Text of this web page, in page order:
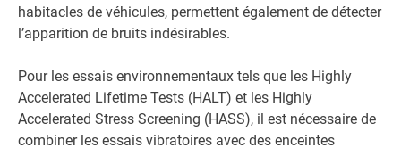
habitacles de véhicules, permettent également de détecter
l’apparition de bruits indésirables.
Pour les essais environnementaux tels que les Highly
Accelerated Lifetime Tests (HALT) et les Highly
Accelerated Stress Screening (HASS), il est nécessaire de
combiner les essais vibratoires avec des enceintes